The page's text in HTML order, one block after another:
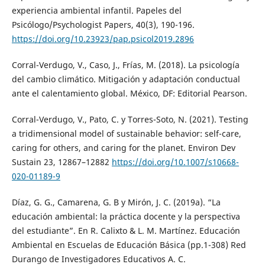
experiencia ambiental infantil. Papeles del
Psicólogo/Psychologist Papers, 40(3), 190-196.
https://doi.org/10.23923/pap.psicol2019.2896
Corral-Verdugo, V., Caso, J., Frías, M. (2018). La psicología
del cambio climático. Mitigación y adaptación conductual
ante el calentamiento global. México, DF: Editorial Pearson.
Corral-Verdugo, V., Pato, C. y Torres-Soto, N. (2021). Testing
a tridimensional model of sustainable behavior: self-care,
caring for others, and caring for the planet. Environ Dev
Sustain 23, 12867–12882 https://doi.org/10.1007/s10668-
020-01189-9
Díaz, G. G., Camarena, G. B y Mirón, J. C. (2019a). “La
educación ambiental: la práctica docente y la perspectiva
del estudiante”. En R. Calixto & L. M. Martínez. Educación
Ambiental en Escuelas de Educación Básica (pp.1-308) Red
Durango de Investigadores Educativos A. C.